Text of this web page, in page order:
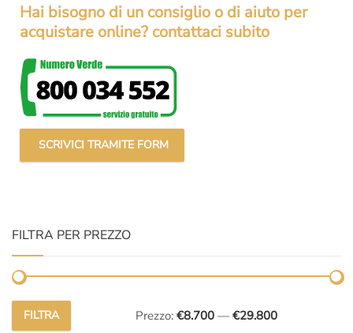
Hai bisogno di un consiglio o di aiuto per
acquistare online? contattaci subito
SCRIVICI TRAMITE FORM
FILTRA PER PREZZO
Prezzo
Prezzo
FILTRA Prezzo: €8.700— €29.800